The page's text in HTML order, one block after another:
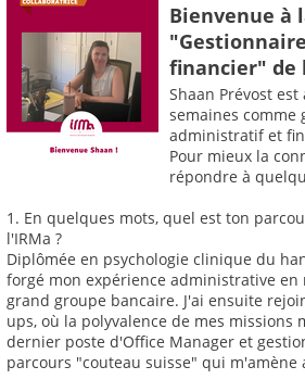
Bienvenue à
financier" de
Shaan Prévost
semaines comme
administratif et
Pour mieux la
répondre à
1. En quelques mots, quel est ton
l'IRMa ?
Diplômée en psychologie clinique du
forgé mon expérience administrative
grand groupe bancaire. J'ai ensuite
ups, où la polyvalence de mes missions
dernier poste d'Office Manager et
parcours "couteau suisse" qui m'amène